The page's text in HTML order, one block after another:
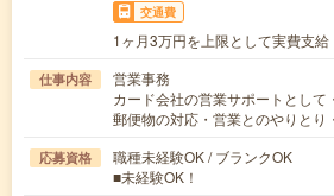
交通費
1ヶ月3万円を上限として実費支給
仕事内容
営業事務
カード会社の営業サポートとして
郵便物の対応・営業とのやりと
応募資格
職種未経験OK / ブランクOK
■未経験OK！